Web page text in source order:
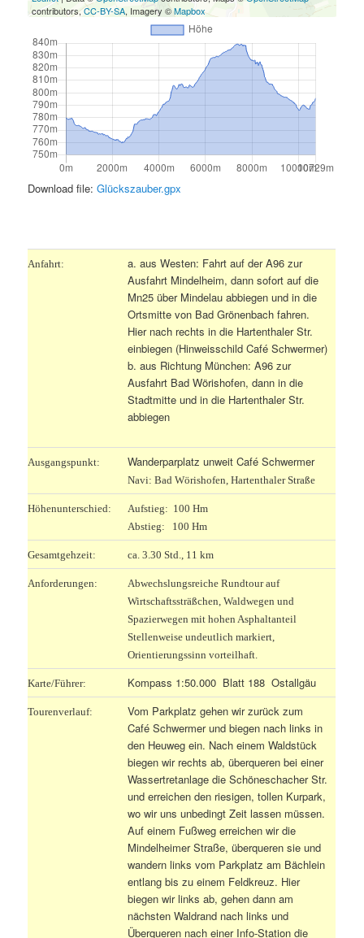
contributors,CC-BY-SA, Imagery ©Mapbox
Download file:Glückszauber.gpx
Anfahrt:
a. aus Westen: Fahrt auf der A96 zur
Ausfahrt Mindelheim, dann sofort auf die
Mn25 über Mindelau abbiegen und in die
Ortsmitte von Bad Grönenbach fahren.
Hier nach rechts in die Hartenthaler Str.
einbiegen (Hinweisschild Café Schwermer)
b. aus Richtung München: A96 zur
Ausfahrt Bad Wörishofen, dann in die
Stadtmitte und in die Hartenthaler Str.
abbiegen
Ausgangspunkt: Wanderparplatz unweit Café Schwermer
Navi: Bad Wörishofen, Hartenthaler Straße
Höhenunterschied:
Aufstieg: 100 Hm
Abstieg: 100 Hm
Gesamtgehzeit: ca. 3.30 Std., 11 km
Anforderungen:
Abwechslungsreiche Rundtour auf
Wirtschaftssträßchen, Waldwegen und
Spazierwegen mit hohen Asphaltanteil
Stellenweise undeutlich markiert,
Orientierungssinn vorteilhaft.
Karte/Führer: Kompass 1:50.000 Blatt 188 Ostallgäu
Tourenverlauf:
Vom Parkplatz gehen wir zurück zum
Café Schwermer und biegen nach links in
den Heuweg ein. Nach einem Waldstück
biegen wir rechts ab, überqueren bei einer
Wassertretanlage die Schöneschacher Str.
und erreichen den riesigen, tollen Kurpark,
wo wir uns unbedingt Zeit lassen müssen.
Auf einem Fußweg erreichen wir die
Mindelheimer Straße, überqueren sie und
wandern links vom Parkplatz am Bächlein
entlang bis zu einem Feldkreuz. Hier
biegen wir links ab, gehen dann am
nächsten Waldrand nach links und
Überqueren nach einer Info-Station die